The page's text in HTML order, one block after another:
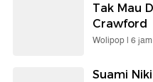
Tak Mau
Crawford
Wolipop | 6
Suami